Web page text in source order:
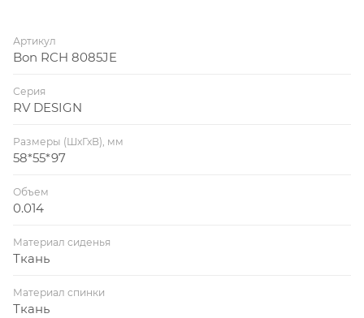
Артикул
Bon RCH 8085JE
Серия
RV DESIGN
Размеры (ШхГхВ), мм
58*55*97
Объем
0.014
Материал сиденья
Ткань
Материал спинки
Ткань